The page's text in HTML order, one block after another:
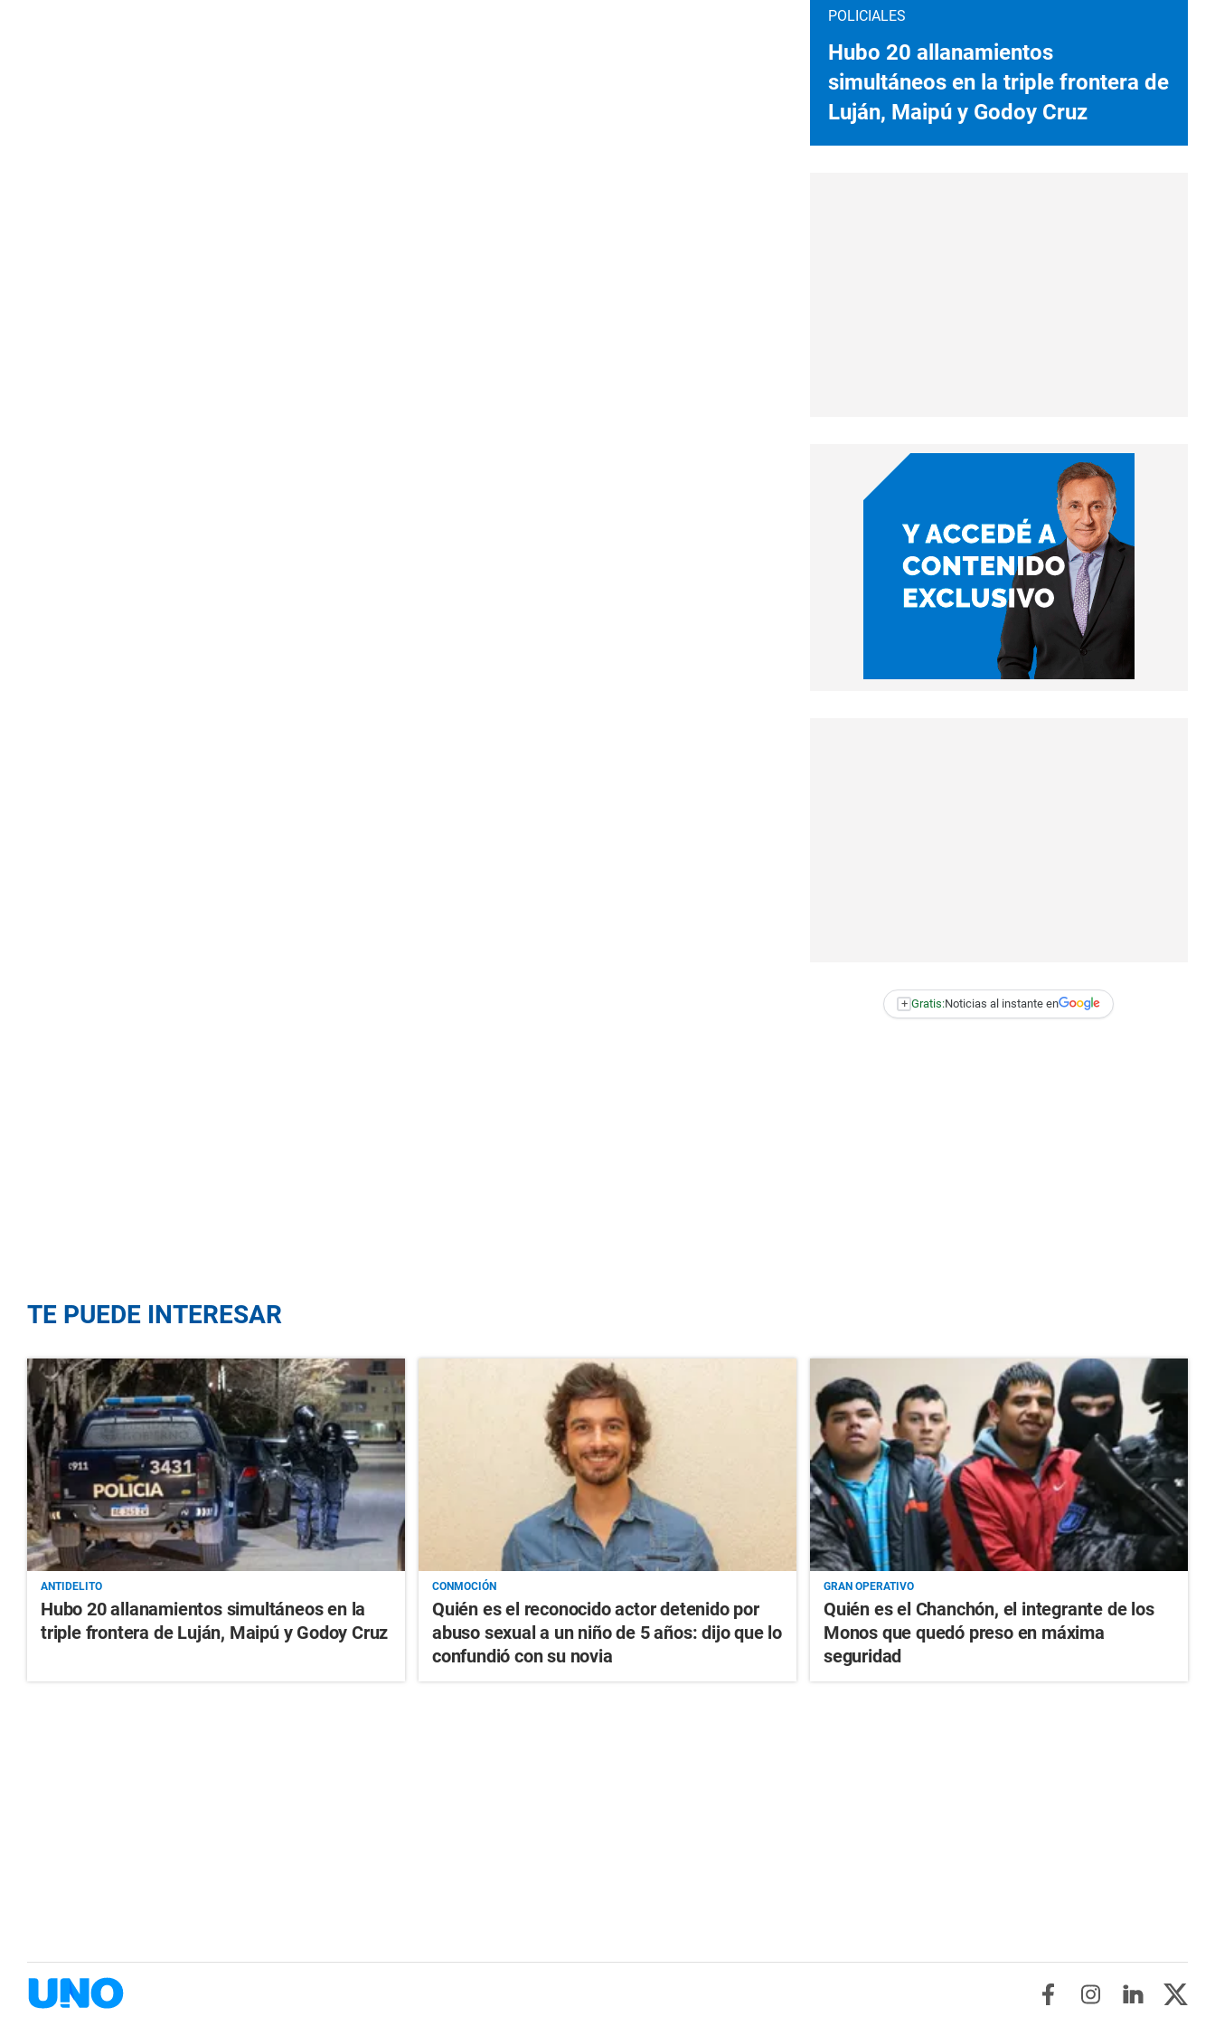
POLICIALES
Hubo 20 allanamientos
simultáneos en la triple frontera de
Luján, Maipú y Godoy Cruz
+ Gratis:Noticias al instante en
TE PUEDE INTERESAR
ANTIDELITO
Hubo 20 allanamientos simultáneos en la
triple frontera de Luján, Maipú y Godoy Cruz
CONMOCIÓN
Quién es el reconocido actor detenido por
abuso sexual a un niño de 5 años: dijo que lo
confundió con su novia
GRAN OPERATIVO
Quién es el Chanchón, el integrante de los
Monos que quedó preso en máxima
seguridad